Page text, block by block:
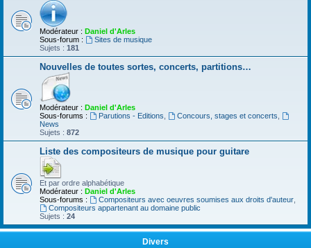
Modérateur : Daniel d'Arles
Sous-forum :
Sites de musique
Sujets : 181
Nouvelles de toutes sortes, concerts, partitions…
Modérateur : Daniel d'Arles
Sous-forums :
Parutions - Editions Concours, stages et concerts
News
Sujets : 872
Liste des compositeurs de musique pour guitare
Et par ordre alphabétique
Modérateur : Daniel d'Arles
Sous-forums :
Compositeurs avec oeuvres soumises aux droits d'auteur,
Compositeurs appartenant au domaine public
Sujets : 24
Divers